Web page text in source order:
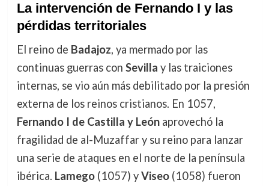
La intervención de Fernando I y las
pérdidas territoriales
El reino de Badajoz, ya mermado por las
continuas guerras con Sevilla y las traiciones
internas, se vio aún más debilitado por la presión
externa de los reinos cristianos. En 1057,
Fernando I de Castilla y Leónaprovechó la
fragilidad de al-Muzaffar y su reino para lanzar
una serie de ataques en el norte de la península
ibérica. Lamego(1057) yViseo(1058) fueron